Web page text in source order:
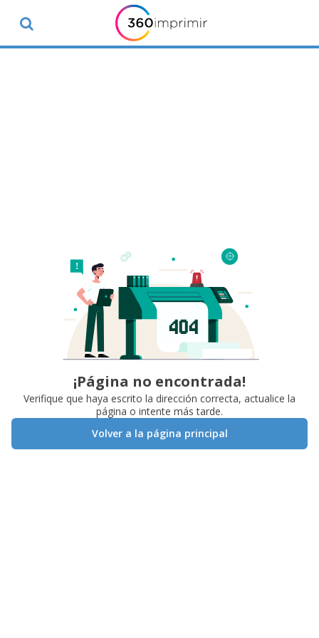
¡Página no encontrada!
Verifique que haya escrito la dirección correcta, actualice la
página o intente más tarde.